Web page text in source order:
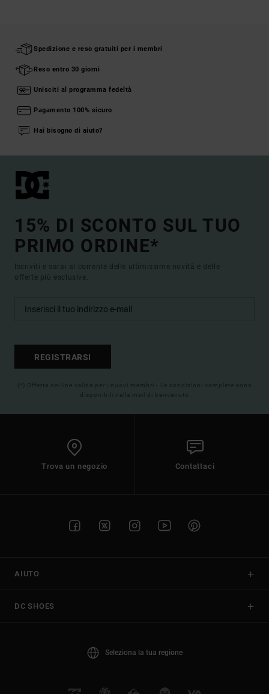
Spedizione e reso gratuiti per i membri
Reso entro 30 giorni
Unisciti al programma fedeltà
Pagamento 100% sicuro
Hai bisogno di aiuto?
15% DI SCONTO SUL TUO
PRIMO ORDINE*
Iscriviti e sarai al corrente delle ultimissime novità e delle
offerte più esclusive.
REGISTRARSI
(*) Offerta on-line valida per i nuovi membri - Le condizioni complete sono
disponibili nella mail di benvenuto
Trova un negozio Contattaci
AIUTO
DC SHOES
Seleziona la tua regione